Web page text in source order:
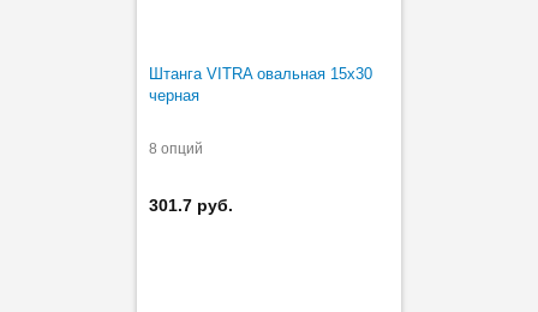
Штанга VITRA овальная 15х30
черная
8 опций
301.7 руб.